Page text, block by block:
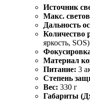
Источник
Макс.
Дальность
Количество
яркость, SOS)
Материал
Питание: 3
Степень
Вес: 330 г
Габариты